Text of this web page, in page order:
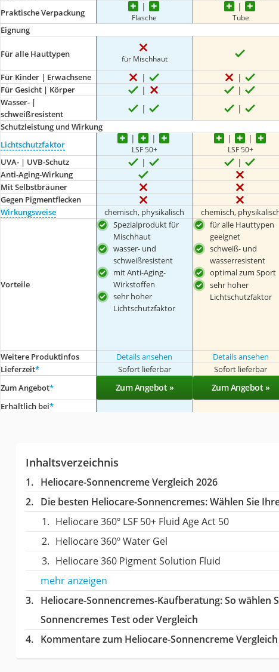
Praktische Verpackung Flasche Tube
Eignung
Für alle Hauttypen für Mischhaut
Für Kinder | Erwachsene
Für Gesicht | Körper
Wasser- |
schweißresistent
Schutzleistung und Wirkung
Lichtschutzfaktor
LSF 50+ LSF 50+
UVA- | UVB-Schutz
Anti-Aging-Wirkung
Mit Selbstbräuner
Gegen Pigmentflecken
Wirkungsweise
chemisch, physikalisch chemisch,
Vorteile
Spezialprodukt für
Mischhaut
wasser- und
schweißresistent
mit Anti-Aging-
Wirkstoffen
sehr hoher
Lichtschutzfaktor
für alle Hauttypen
geeignet
schweiß- und
wasserresistent
optimal zum Sport
sehr hoher
Lichtschutzfaktor
Weitere Produktinfos
Details ansehen Details ansehen
Lieferzeit* Sofort lieferbar Sofort lieferbar
Zum Angebot* Zum Angebot » Zum Angebot »
Erhältlich bei*
Inhaltsverzeichnis
Heliocare-Sonnencreme Vergleich 2026
Die besten Heliocare-Sonnencremes:Wählen Sie
Heliocare 360º LSF 50+ Fluid Age Act 50
Heliocare 360º Water Gel
Heliocare 360 Pigment Solution Fluid
mehr anzeigen
Heliocare-Sonnencremes-Kaufberatung: So wählen
Sonnencremes Test oder Vergleich
Kommentare zum Heliocare-Sonnencreme Vergleich